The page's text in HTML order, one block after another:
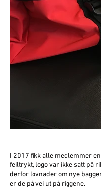
I 2017 fikk alle medlemmer
feiltrykt, logo var ikke satt på
derfor lovnader om nye
er de på vei ut på riggene.